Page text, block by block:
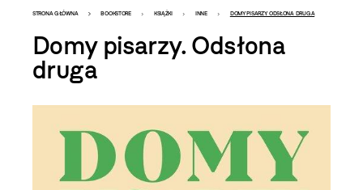
Bookstore
-
szablon
szczegóły
STRONA GŁÓWNA BOOKSTORE KSIĄŻKI INNE DOMY PISARZY. ODSŁONA DRUGA
Domy pisarzy. Odsłona
druga